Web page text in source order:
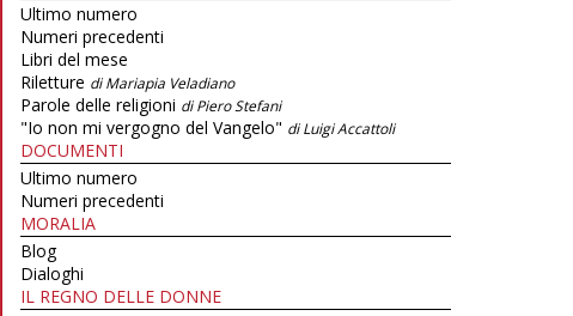
Ultimo numero
Numeri precedenti
Libri del mese
Riletture di Mariapia Veladiano
Parole delle religioni di Piero Stefani
"Io non mi vergogno del Vangelo" di Luigi Accattoli
DOCUMENTI
Ultimo numero
Numeri precedenti
MORALIA
Blog
Dialoghi
IL REGNO DELLE DONNE